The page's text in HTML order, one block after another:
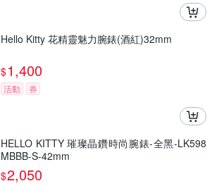
Hello Kitty 花精靈魅力腕錶(酒紅)32mm
$1,400
活動 券
HELLO KITTY 璀璨晶鑽時尚腕錶-全黑-LK598
MBBB-S-42mm
$2,050